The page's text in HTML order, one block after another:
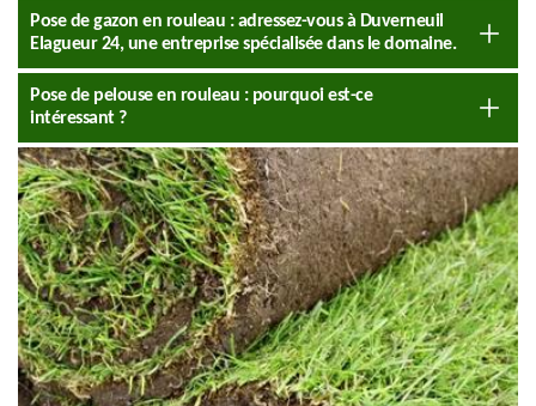
Pose de gazon en rouleau : adressez-vous à Duverneuil
Elagueur 24, une entreprise spécialisée dans le domaine.
Pose de pelouse en rouleau : pourquoi est-ce
intéressant ?